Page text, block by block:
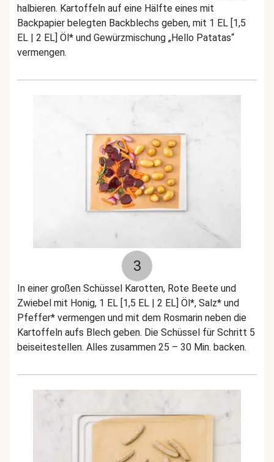
halbieren. Kartoffeln auf eine Hälfte eines mit
Backpapier belegten Backblechs geben, mit 1 EL [1,5
EL | 2 EL] Öl* und Gewürzmischung „Hello Patatas“
vermengen.
3
In einer großen Schüssel Karotten, Rote Beete und
Zwiebel mit Honig, 1 EL [1,5 EL | 2 EL] Öl*, Salz* und
Pfeffer* vermengen und mit dem Rosmarin neben die
Kartoffeln aufs Blech geben. Die Schüssel für Schritt 5
beiseitestellen. Alles zusammen 25 – 30 Min. backen.